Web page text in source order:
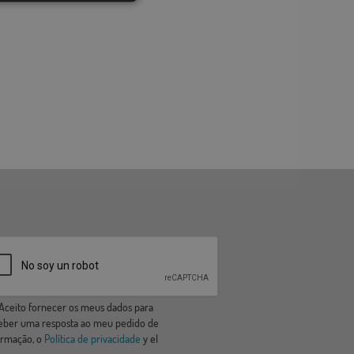
fornecer os meus dados para
uma resposta ao meu pedido de
o Política de privacidade y el